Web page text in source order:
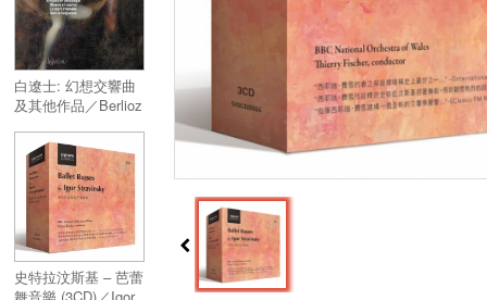
白遼士: 幻想交響曲
及其他作品／Berlioz
fantastique & other
works
史特拉汶斯基 – 芭蕾